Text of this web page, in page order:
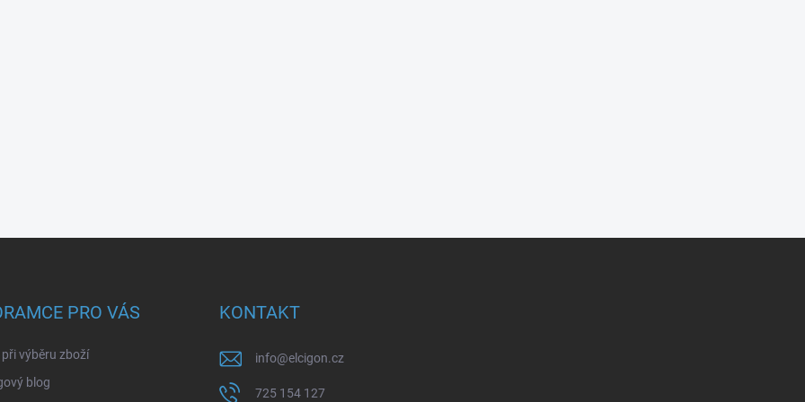
PRO VÁS
při výběru zboží
blog
KONTAKT
info@elcigon.cz
725 154 127